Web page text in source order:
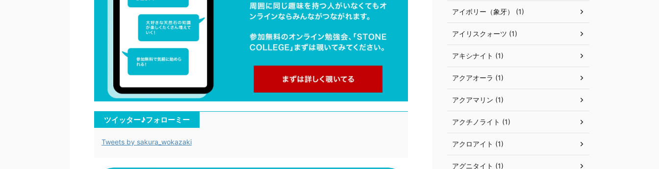
ツイッター♪フォローミー
Tweets by sakura_wokazaki
アイボリー（象牙） (1)
アイリスクォーツ (1)
アキシナイト (1)
アクアオーラ (1)
アクアマリン (1)
アクチノライト (1)
アクロアイト (1)
アグニタイト (1)